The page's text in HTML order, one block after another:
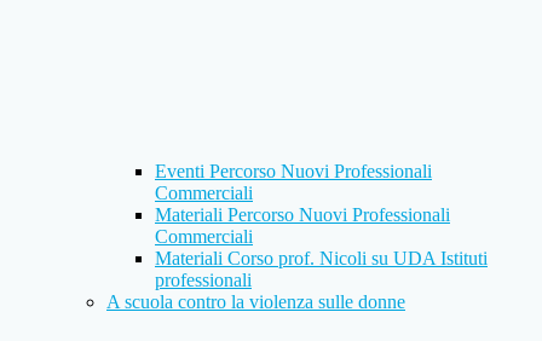
Eventi Percorso Nuovi Professionali
Commerciali
Materiali Percorso Nuovi Professionali
Commerciali
Materiali Corso prof. Nicoli su UDA Istituti
professionali
A scuola contro la violenza sulle donne